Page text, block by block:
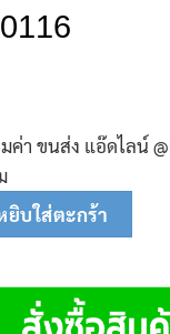
ค่า ขนส่ง แอ๊ดไลน์
ชิ้น
ยิบใส่ตะกร้า